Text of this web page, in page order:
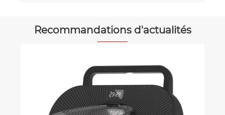
Recommandations d'actualités